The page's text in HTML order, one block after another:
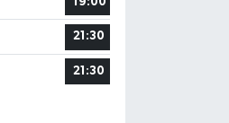
21:30
21:30